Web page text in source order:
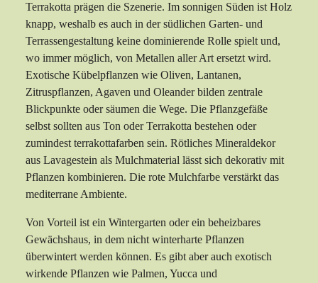
Terrakotta prägen die Szenerie. Im sonnigen Süden ist Holz
knapp, weshalb es auch in der südlichen Garten- und
Terrassengestaltung keine dominierende Rolle spielt und,
wo immer möglich, von Metallen aller Art ersetzt wird.
Exotische Kübelpflanzen wie Oliven, Lantanen,
Zitruspflanzen, Agaven und Oleander bilden zentrale
Blickpunkte oder säumen die Wege. Die Pflanzgefäße
selbst sollten aus Ton oder Terrakotta bestehen oder
zumindest terrakottafarben sein. Rötliches Mineraldekor
aus Lavagestein als Mulchmaterial lässt sich dekorativ mit
Pflanzen kombinieren. Die rote Mulchfarbe verstärkt das
mediterrane Ambiente.
Von Vorteil ist ein Wintergarten oder ein beheizbares
Gewächshaus, in dem nicht winterharte Pflanzen
überwintert werden können. Es gibt aber auch exotisch
wirkende Pflanzen wie Palmen, Yucca und